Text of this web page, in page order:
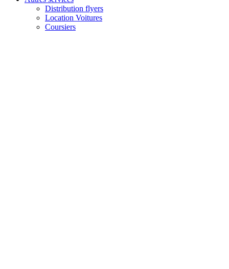
Distribution flyers
Location Voitures
Coursiers